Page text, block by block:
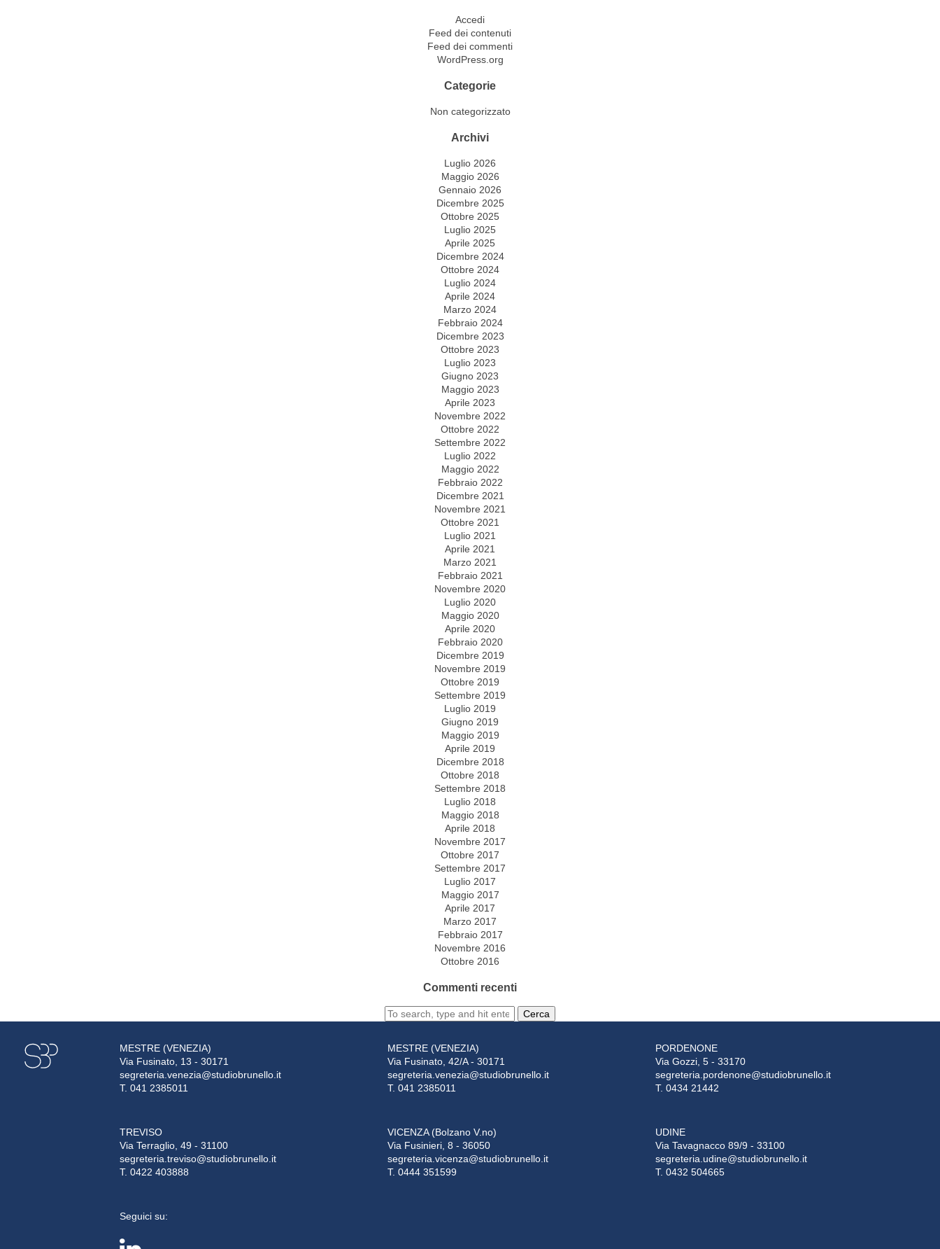
Accedi
Feed dei contenuti
Feed dei commenti
WordPress.org
Categorie
Non categorizzato
Archivi
Luglio 2026
Maggio 2026
Gennaio 2026
Dicembre 2025
Ottobre 2025
Luglio 2025
Aprile 2025
Dicembre 2024
Ottobre 2024
Luglio 2024
Aprile 2024
Marzo 2024
Febbraio 2024
Dicembre 2023
Ottobre 2023
Luglio 2023
Giugno 2023
Maggio 2023
Aprile 2023
Novembre 2022
Ottobre 2022
Settembre 2022
Luglio 2022
Maggio 2022
Febbraio 2022
Dicembre 2021
Novembre 2021
Ottobre 2021
Luglio 2021
Aprile 2021
Marzo 2021
Febbraio 2021
Novembre 2020
Luglio 2020
Maggio 2020
Aprile 2020
Febbraio 2020
Dicembre 2019
Novembre 2019
Ottobre 2019
Settembre 2019
Luglio 2019
Giugno 2019
Maggio 2019
Aprile 2019
Dicembre 2018
Ottobre 2018
Settembre 2018
Luglio 2018
Maggio 2018
Aprile 2018
Novembre 2017
Ottobre 2017
Settembre 2017
Luglio 2017
Maggio 2017
Aprile 2017
Marzo 2017
Febbraio 2017
Novembre 2016
Ottobre 2016
Commenti recenti
Cerca
MESTRE (VENEZIA)
Via Fusinato, 13 - 30171
segreteria.venezia@studiobrunello.it
T. 041 2385011
MESTRE (VENEZIA)
Via Fusinato, 42/A - 30171
segreteria.venezia@studiobrunello.it
T. 041 2385011
PORDENONE
Via Gozzi, 5 - 33170
segreteria.pordenone@studiobrunello.it
T. 0434 21442
TREVISO
Via Terraglio, 49 - 31100
segreteria.treviso@studiobrunello.it
T. 0422 403888
VICENZA (Bolzano V.no)
Via Fusinieri, 8 - 36050
segreteria.vicenza@studiobrunello.it
T. 0444 351599
UDINE
Via Tavagnacco 89/9 - 33100
segreteria.udine@studiobrunello.it
T. 0432 504665
Seguici su: